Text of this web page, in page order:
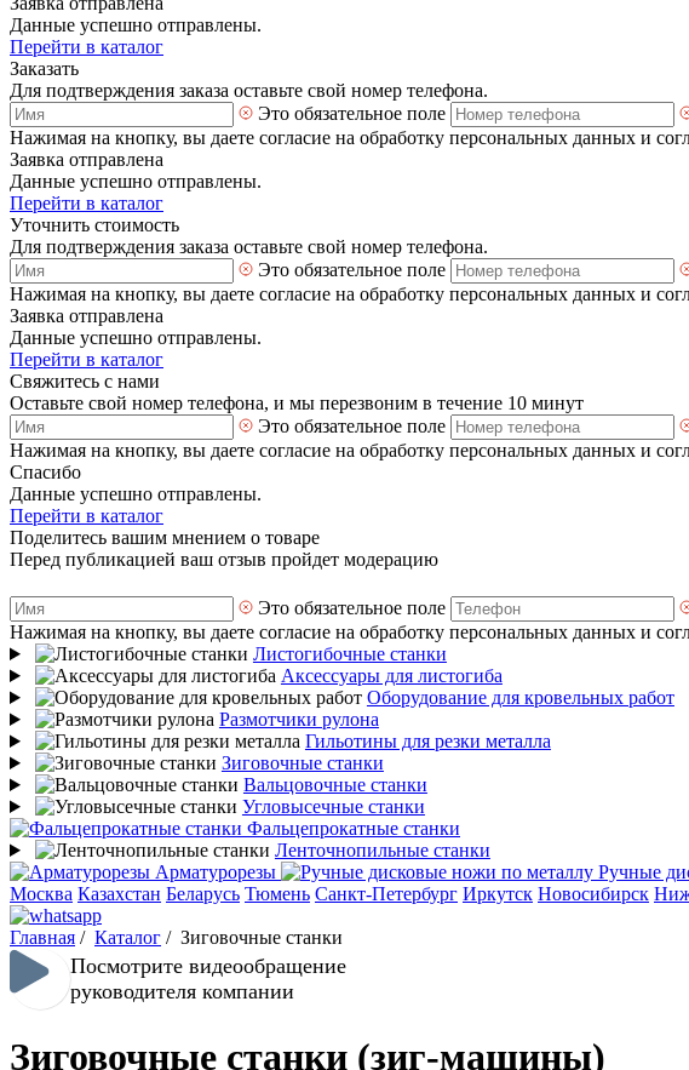
Данные успешно отправлены.
Перейти в каталог
Заказать
Для подтверждения заказа оставьте свой номер телефона.
Это обязательное поле
Нажимая на кнопку, вы даете согласие на обработку персональных данных и
Заявка отправлена
Данные успешно отправлены.
Перейти в каталог
Уточнить стоимость
Для подтверждения заказа оставьте свой номер телефона.
Это обязательное поле
Нажимая на кнопку, вы даете согласие на обработку персональных данных и
Заявка отправлена
Данные успешно отправлены.
Перейти в каталог
Свяжитесь с нами
Оставьте свой номер телефона, и мы перезвоним в течение 10 минут
Это обязательное поле
Нажимая на кнопку, вы даете согласие на обработку персональных данных и
Спасибо
Данные успешно отправлены.
Перейти в каталог
Поделитесь вашим мнением о товаре
Перед публикацией ваш отзыв пройдет модерацию
Это обязательное поле
Нажимая на кнопку, вы даете согласие на обработку персональных данных и
Листогибочные станки
Аксессуары для листогиба
Оборудование для кровельных работ
Размотчики рулона
Гильотины для резки металла
Зиговочные станки
Вальцовочные станки
Угловысечные станки
Фальцепрокатные станки
Ленточнопильные станки
Арматурорезы
Ручные
Москва Казахстан Беларусь Тюмень Санкт-Петербург Иркутск Новосибирск
Главная / Каталог / Зиговочные станки
Посмотрите видеообращение
руководителя компании
Зиговочные станки (зиг-машины)